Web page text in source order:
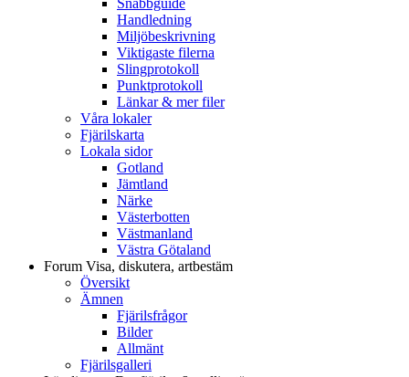
Handledning
Miljöbeskrivning
Viktigaste filerna
Slingprotokoll
Punktprotokoll
Länkar & mer filer
Våra lokaler
Fjärilskarta
Lokala sidor
Gotland
Jämtland
Närke
Västerbotten
Västmanland
Västra Götaland
Forum Visa, diskutera, artbestäm
Översikt
Ämnen
Fjärilsfrågor
Bilder
Allmänt
Fjärilsgalleri